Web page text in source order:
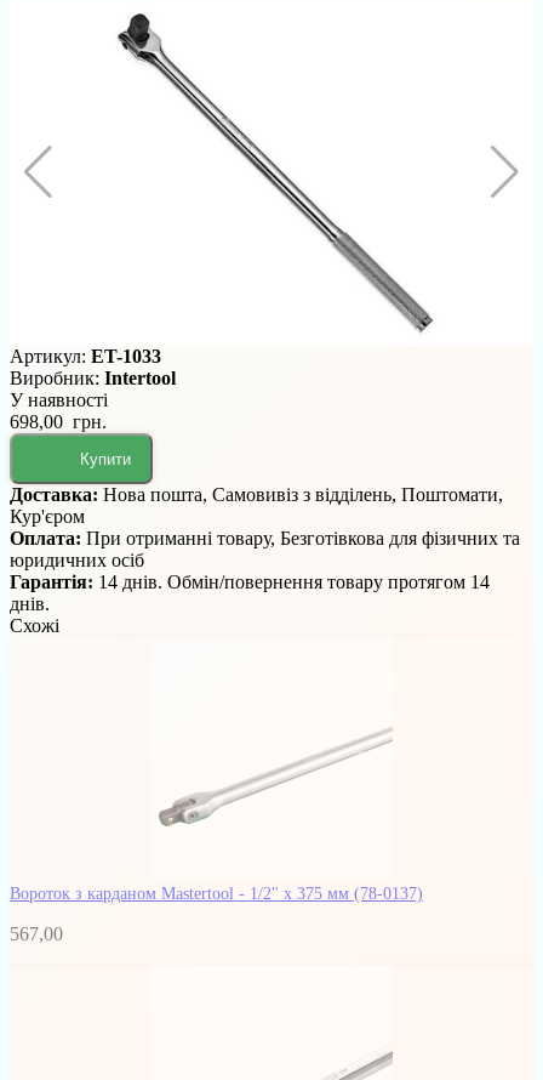
Артикул: ET-1033
Виробник: Intertool
У наявності
698,00 грн.
Купити
Доставка: Нова пошта, Самовивіз з відділень, Поштомати,
Кур'єром
Оплата: При отриманні товару, Безготівкова для фізичних та
юридичних осіб
Гарантія: 14 днів. Обмін/повернення товару протягом 14
днів.
Схожі
Вороток з карданом Mastertool - 1/2" х 375 мм (78-0137)
567,00